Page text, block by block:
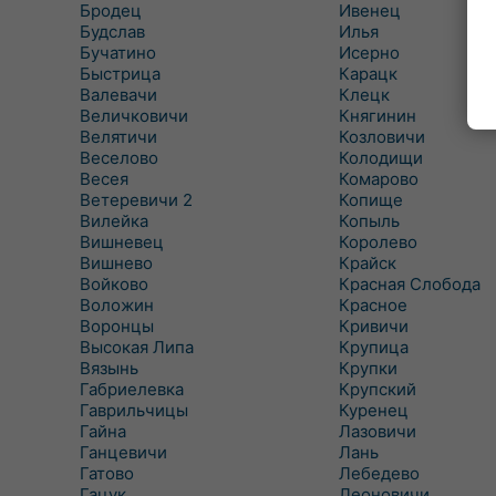
Бродец
Будслав
Бучатино
Быстрица
Валевачи
Величковичи
Велятичи
Веселово
Весея
Ветеревичи 2
Вилейка
Вишневец
Вишнево
Войково
Воложин
Воронцы
Высокая Липа
Вязынь
Габриелевка
Гаврильчицы
Гайна
Ганцевичи
Гатово
Ивенец
Илья
Исерно
Карацк
Клецк
Княгинин
Козловичи
Колодищи
Комарово
Копище
Копыль
Королево
Крайск
Красная Слобода
Красное
Кривичи
Крупица
Крупки
Крупский
Куренец
Лазовичи
Лань
Лебедево